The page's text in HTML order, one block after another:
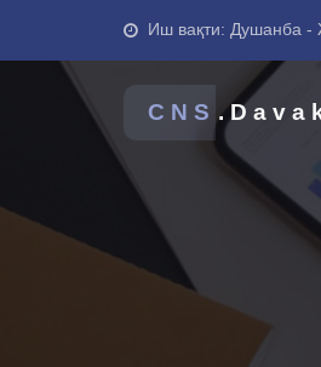
Иш вақти: Душанба
CNS